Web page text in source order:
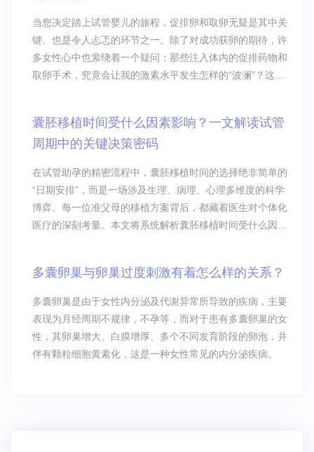
当您决定踏上试管婴儿的旅程，促排卵和取卵无疑是其中关
键、也是令人忐忑的环节之一。除了对成功获卵的期待，许
多女性心中也萦绕着一个疑问：那些注入体内的促排药物和
取卵手术，究竟会让我的激素水平发生怎样的“波澜”？这些
囊胚移植时间受什么因素影响？一文解读试管
周期中的关键决策密码
在试管助孕的精密流程中，囊胚移植时间的选择绝非简单的
“日期安排”，而是一场涉及生理、病理、心理多维度的科学
博弈。每一位准父母的移植方案背后，都藏着医生对个体化
医疗的深刻考量。本文将系统解析囊胚移植时间受什么因素
多囊卵巢与卵巢过度刺激有着怎么样的关系？
多囊卵巢是由于女性内分泌及代谢异常所导致的疾病，主要
表现为月经周期不规律，不孕等，而对于患有多囊卵巢的女
性，其卵巢增大、白膜增厚、多个不同发育阶段的卵泡，并
伴有颗粒细胞黄素化，这是一种女性常见的内分泌疾病。